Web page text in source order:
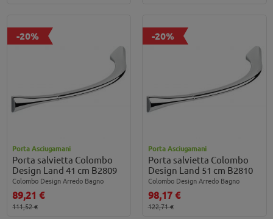
-20%
Porta Asciugamani
Porta salvietta Colombo
Design Land 41 cm B2809
Colombo Design Arredo Bagno
89,21 €
111,52 €
-20%
Porta Asciugamani
Porta salvietta Colombo
Design Land 51 cm B2810
Colombo Design Arredo Bagno
98,17 €
122,71 €